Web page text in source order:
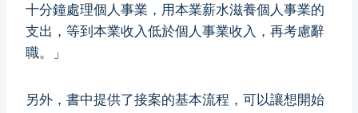
十分鐘處理個人事業，用本業薪水滋養個人事業的
支出，等到本業收入低於個人事業收入，再考慮辭
職。」
另外，書中提供了接案的基本流程，可以讓想開始